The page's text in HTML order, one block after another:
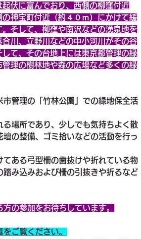
伏に富んでおり、西側の柳窪付近
の神宝町付近（約４０ｍ）にかけて緩
そして、柳窪や南沢などの湧泉地を
川、立野川などの中小河川がその谷
て、その台地上には東京都管理の緑
理の樹林地や森の広場など多くの緑
管理の「竹林公園」での緑地保全活
場所であり、少しでも気持ちよく散
の整備、ゴミ拾いなどの活動を行っ
ある弓型柵の歯抜けや折れている物
み込みおよび柵の引抜きや折るなど
の参加をお待ちしています。
ご覧ください。